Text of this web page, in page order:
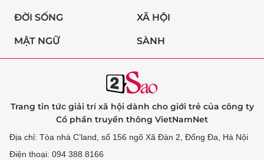
ĐỜI SỐNG XÃ HỘI
MẬT NGỮ SÀNH
Trang tin tức giải trí xã hội dành cho giới trẻ của công ty
Cổ phần truyền thông VietNamNet
Địa chỉ: Tòa nhà C’land, số 156 ngõ Xã Đàn 2, Đống Đa, Hà Nội
Điện thoại: 094 388 8166